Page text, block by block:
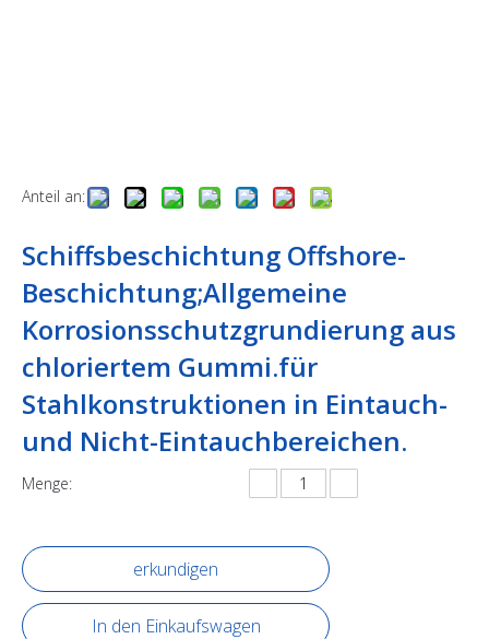
Anteil an:
Schiffsbeschichtung Offshore-
Beschichtung;Allgemeine
Korrosionsschutzgrundierung aus
chloriertem Gummi.für
Stahlkonstruktionen in Eintauch-
und Nicht-Eintauchbereichen.
Menge:
erkundigen
In den Einkaufswagen